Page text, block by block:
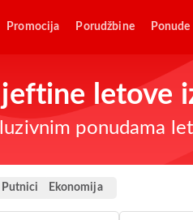
Promocija Porudžbine Ponude
letove
ponudama
Putnici Ekonomija